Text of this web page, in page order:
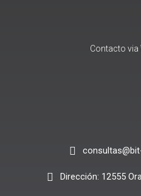
Contacto via
Dirección: 12555